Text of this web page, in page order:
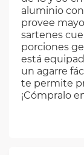
aluminio
provee
sartenes
porciones
está
un agarre
te permite
¡Cómpralo